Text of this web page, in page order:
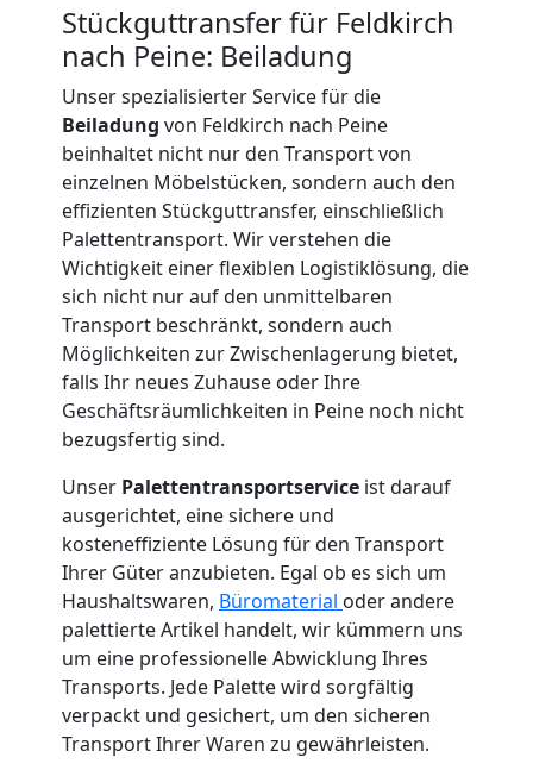
Stückguttransfer für Feldkirch
nach Peine: Beiladung
Unser spezialisierter Service für die
Beiladung von Feldkirch nach Peine
beinhaltet nicht nur den Transport von
einzelnen Möbelstücken, sondern auch den
effizienten Stückguttransfer, einschließlich
Palettentransport. Wir verstehen die
Wichtigkeit einer flexiblen Logistiklösung, die
sich nicht nur auf den unmittelbaren
Transport beschränkt, sondern auch
Möglichkeiten zur Zwischenlagerung bietet,
falls Ihr neues Zuhause oder Ihre
Geschäftsräumlichkeiten in Peine noch nicht
bezugsfertig sind.
Unser Palettentransportservice ist darauf
ausgerichtet, eine sichere und
kosteneffiziente Lösung für den Transport
Ihrer Güter anzubieten. Egal ob es sich um
Haushaltswaren, Büromaterial oder andere
palettierte Artikel handelt, wir kümmern uns
um eine professionelle Abwicklung Ihres
Transports. Jede Palette wird sorgfältig
verpackt und gesichert, um den sicheren
Transport Ihrer Waren zu gewährleisten.
Beiladung
International
Internationaler
Umzug
Nationaler
Umzug